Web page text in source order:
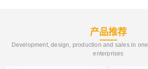
产品推荐
Development, design, production and sales in
enterprises